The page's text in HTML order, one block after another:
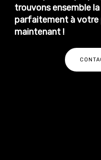
trouvons ensemble
parfaitement à votre
maintenant !